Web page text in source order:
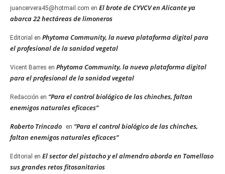
juancervera45@hotmail.com en El brote de CYVCV en Alicante ya
abarca 22 hectáreas de limoneros
Editorial en Phytoma Community, la nueva plataforma digital para
el profesional de la sanidad vegetal
Vicent Barres en Phytoma Community, la nueva plataforma digital
para el profesional de la sanidad vegetal
Redacción en “Para el control biológico de las chinches, faltan
enemigos naturales eficaces”
Roberto Trincado en “Para el control biológico de las chinches,
faltan enemigos naturales eficaces”
Editorial en El sector del pistacho y el almendro aborda en Tomelloso
sus grandes retos fitosanitarios